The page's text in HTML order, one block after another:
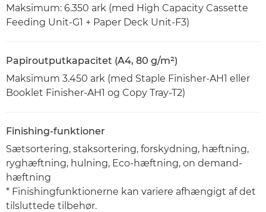
Maksimum: 6.350 ark (med High Capacity Cassette
Feeding Unit-G1 + Paper Deck Unit-F3)
Papiroutputkapacitet (A4, 80 g/m²)
Maksimum 3.450 ark (med Staple Finisher-AH1 eller
Booklet Finisher-AH1 og Copy Tray-T2)
Finishing-funktioner
Sætsortering, staksortering, forskydning, hæftning,
ryghæftning, hulning, Eco-hæftning, on demand-
hæftning
* Finishingfunktionerne kan variere afhængigt af det
tilsluttede tilbehør.